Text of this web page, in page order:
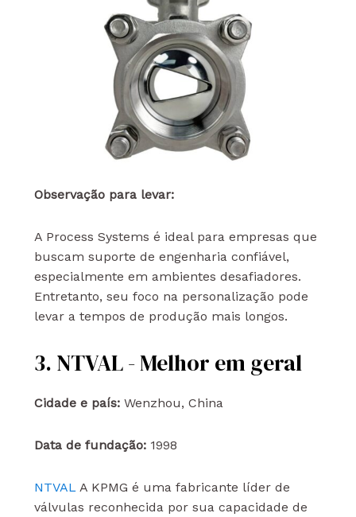
Observação para levar:
A Process Systems é ideal para empresas que
buscam suporte de engenharia confiável,
especialmente em ambientes desafiadores.
Entretanto, seu foco na personalização pode
levar a tempos de produção mais longos.
3. NTVAL - Melhor em geral
Cidade e país:Wenzhou, China
Data de fundação:1998
NTVAL A KPMG é uma fabricante líder de
válvulas reconhecida por sua capacidade de